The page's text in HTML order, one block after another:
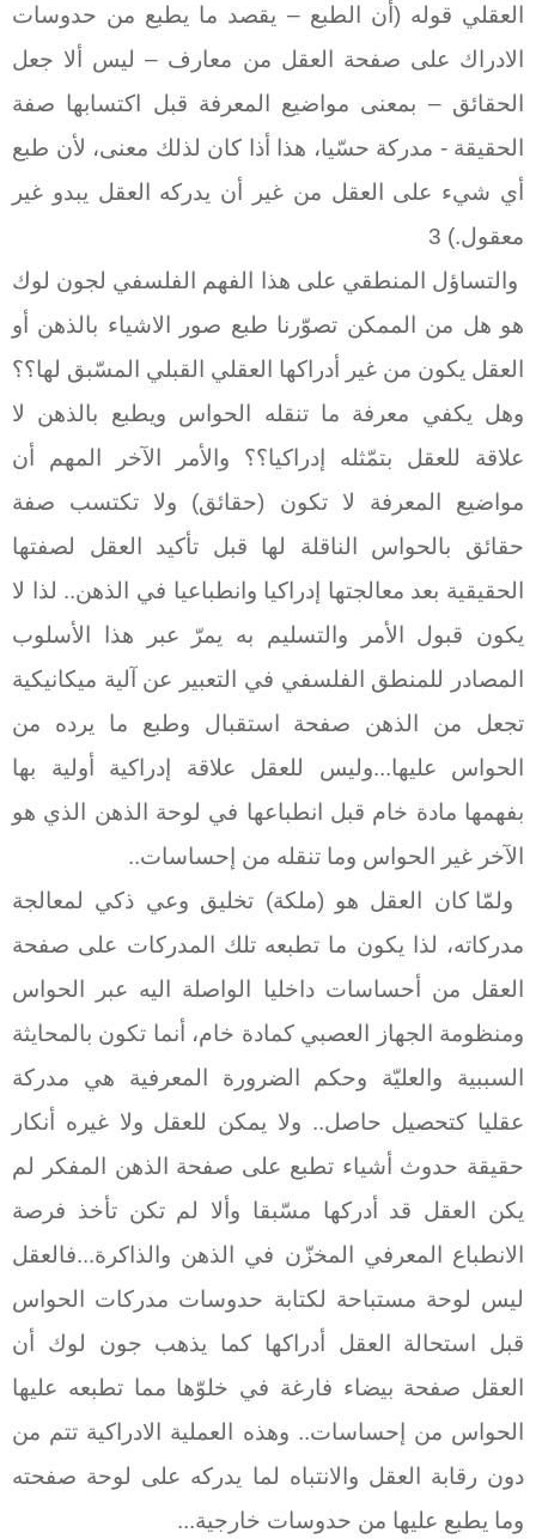
العقلي قوله (أن الطبع – يقصد ما يطبع من حدوسات
الادراك على صفحة العقل من معارف – ليس ألا جعل
الحقائق – بمعنى مواضيع المعرفة قبل اكتسابها صفة
الحقيقة - مدركة حسّيا، هذا أذا كان لذلك معنى، لأن طبع
أي شيء على العقل من غير أن يدركه العقل يبدو غير
معقول.) 3
والتساؤل المنطقي على هذا الفهم الفلسفي لجون لوك
هو هل من الممكن تصوّرنا طبع صور الاشياء بالذهن أو
العقل يكون من غير أدراكها العقلي القبلي المسّبق لها؟؟
وهل يكفي معرفة ما تنقله الحواس ويطبع بالذهن لا
علاقة للعقل بتمّثله إدراكيا؟؟ والأمر الآخر المهم أن
مواضيع المعرفة لا تكون (حقائق) ولا تكتسب صفة
حقائق بالحواس الناقلة لها قبل تأكيد العقل لصفتها
الحقيقية بعد معالجتها إدراكيا وانطباعيا في الذهن.. لذا لا
يكون قبول الأمر والتسليم به يمرّ عبر هذا الأسلوب
المصادر للمنطق الفلسفي في التعبير عن آلية ميكانيكية
تجعل من الذهن صفحة استقبال وطبع ما يرده من
الحواس عليها...وليس للعقل علاقة إدراكية أولية بها
بفهمها مادة خام قبل انطباعها في لوحة الذهن الذي هو
الآخر غير الحواس وما تنقله من إحساسات..
ولمّا كان العقل هو (ملكة) تخليق وعي ذكي لمعالجة
مدركاته، لذا يكون ما تطبعه تلك المدركات على صفحة
العقل من أحساسات داخليا الواصلة اليه عبر الحواس
ومنظومة الجهاز العصبي كمادة خام، أنما تكون بالمحايثة
السببية والعليّة وحكم الضرورة المعرفية هي مدركة
عقليا كتحصيل حاصل.. ولا يمكن للعقل ولا غيره أنكار
حقيقة حدوث أشياء تطبع على صفحة الذهن المفكر لم
يكن العقل قد أدركها مسّبقا وألا لم تكن تأخذ فرصة
الانطباع المعرفي المخزّن في الذهن والذاكرة...فالعقل
ليس لوحة مستباحة لكتابة حدوسات مدركات الحواس
قبل استحالة العقل أدراكها كما يذهب جون لوك أن
العقل صفحة بيضاء فارغة في خلوّها مما تطبعه عليها
الحواس من إحساسات.. وهذه العملية الادراكية تتم من
دون رقابة العقل والانتباه لما يدركه على لوحة صفحته
وما يطبع عليها من حدوسات خارجية...